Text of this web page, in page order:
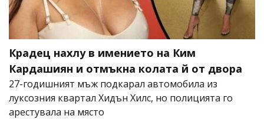
Крадец нахлу в имението на Ким
Кардашиян и отмъкна колата й от двора
27-годишният мъж подкарал автомобила из
луксозния квартал Хидън Хилс, но полицията го
арестувала на място